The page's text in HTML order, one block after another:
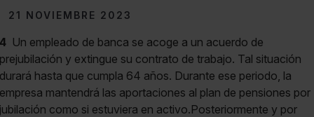
21 NOVIEMBRE 2023
4 Un empleado de banca se acoge a un acuerdo de
prejubilación y extingue su contrato de trabajo. Tal situación
durará hasta que cumpla 64 años. Durante ese periodo, la
empresa mantendrá las aportaciones al plan de pensiones por
jubilación como si estuviera en activo.Posteriormente y por